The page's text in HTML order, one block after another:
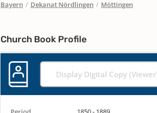
Bayern / Dekanat Nördlingen / Möttingen
Church Book Profile
Display Digital Copy